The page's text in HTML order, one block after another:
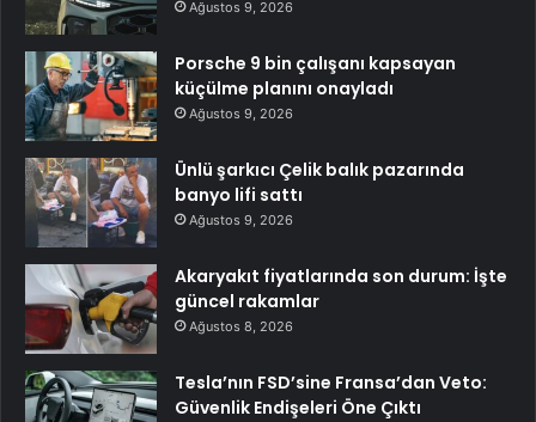
Ağustos 9, 2026
Porsche 9 bin çalışanı kapsayan
küçülme planını onayladı
Ağustos 9, 2026
Ünlü şarkıcı Çelik balık pazarında
banyo lifi sattı
Ağustos 9, 2026
Akaryakıt fiyatlarında son durum: İşte
güncel rakamlar
Ağustos 8, 2026
Tesla’nın FSD’sine Fransa’dan Veto:
Güvenlik Endişeleri Öne Çıktı